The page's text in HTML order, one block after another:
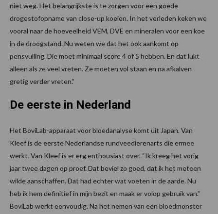
niet weg. Het belangrijkste is te zorgen voor een goede
drogestofopname van close-up koeien. In het verleden keken we
vooral naar de hoeveelheid VEM, DVE en mineralen voor een koe
in de droogstand. Nu weten we dat het ook aankomt op
pensvulling. Die moet minimaal score 4 of 5 hebben. En dat lukt
alleen als ze veel vreten. Ze moeten vol staan en na afkalven
gretig verder vreten.”
De eerste in Nederland
Het BoviLab-apparaat voor bloedanalyse komt uit Japan. Van
Kleef is de eerste Nederlandse rundveedierenarts die ermee
werkt. Van Kleef is er erg enthousiast over. “Ik kreeg het vorig
jaar twee dagen op proef. Dat beviel zo goed, dat ik het meteen
wilde aanschaffen. Dat had echter wat voeten in de aarde. Nu
heb ik hem definitief in mijn bezit en maak er volop gebruik van.”
BoviLab werkt eenvoudig. Na het nemen van een bloedmonster